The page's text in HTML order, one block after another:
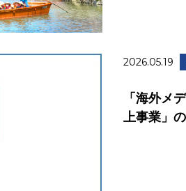
2026.05.19
「海外メ
上事業」